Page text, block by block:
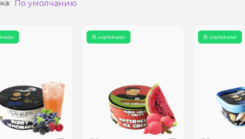
По умолчанию
В наличии В наличии